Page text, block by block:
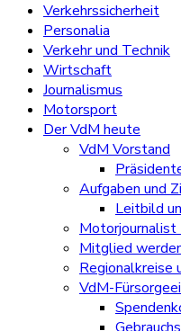
Verkehrssicherheit
Personalia
Verkehr und Technik
Wirtschaft
Journalismus
Motorsport
Der VdM heute
VdM Vorstand
Aufgaben und
Leitbild
Mitglied
Regionalkreise
VdM-